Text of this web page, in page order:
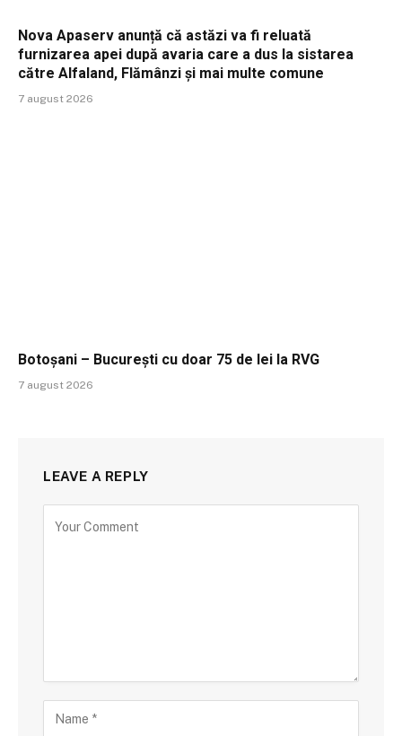
Nova Apaserv anunță că astăzi va fi reluată
furnizarea apei după avaria care a dus la sistarea
către Alfaland, Flămânzi și mai multe comune
7 august 2026
Botoșani – București cu doar 75 de lei la RVG
7 august 2026
LEAVE A REPLY